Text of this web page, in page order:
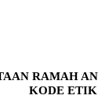
RAMAH
KODE